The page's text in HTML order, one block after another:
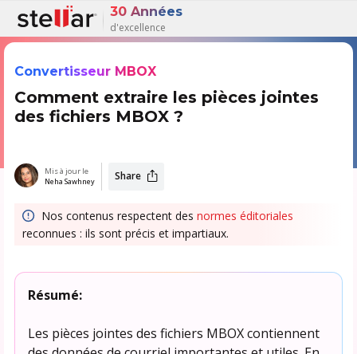
30 Années
d'excellence
Convertisseur MBOX
Comment extraire les pièces jointes
des fichiers MBOX ?
Mis à jour le
Neha Sawhney Share
Nos contenus respectent des normes éditoriales
reconnues : ils sont précis et impartiaux.
Résumé:
Les pièces jointes des fichiers MBOX contiennent